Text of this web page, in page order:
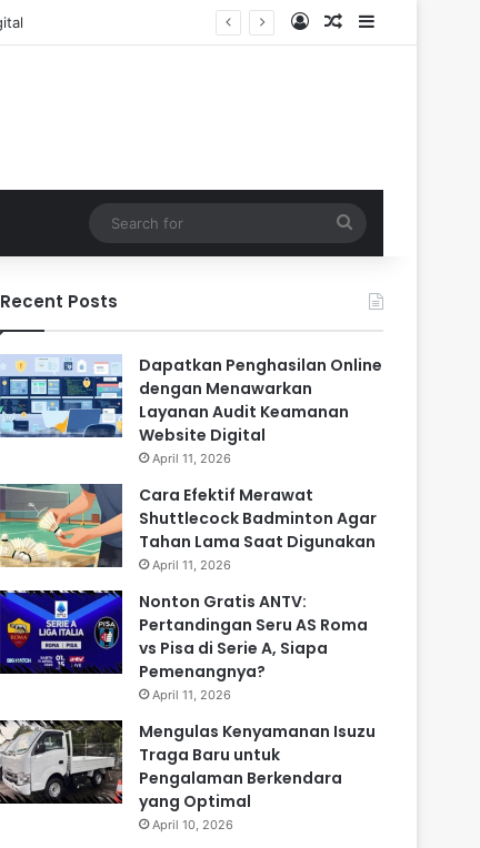
Log InRandom Article
Sidebar
for
Recent Posts
Dapatkan Penghasilan Online
dengan Menawarkan
Layanan Audit Keamanan
Website Digital
April 11, 2026
Cara Efektif Merawat
Shuttlecock Badminton Agar
Tahan Lama Saat Digunakan
April 11, 2026
Nonton Gratis ANTV:
Pertandingan Seru AS Roma
vs Pisa di Serie A, Siapa
Pemenangnya?
April 11, 2026
Mengulas Kenyamanan Isuzu
Traga Baru untuk
Pengalaman Berkendara
yang Optimal
April 10, 2026